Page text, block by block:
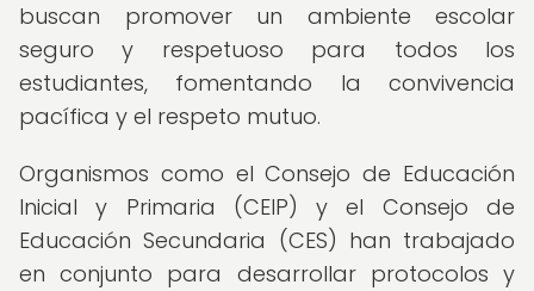
buscan promover un ambiente escolar
seguro y respetuoso para todos los
estudiantes, fomentando la convivencia
pacífica y el respeto mutuo.
Organismos como el Consejo de Educación
Inicial y Primaria (CEIP) y el Consejo de
Educación Secundaria (CES) han trabajado
en conjunto para desarrollar protocolos y